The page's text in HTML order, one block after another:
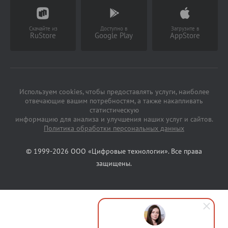
Скачайте из
RuStore
Доступно в
Google Play
Загрузите в
AppStore
Используем cookies, чтобы предоставлять услуги, наиболее
отвечающие вашим потребностям, а также накапливать
статистическую
информацию для анализа и улучшения наших услуг и сайтов.
Политика обработки персональных данных
© 1999-2026 ООО «Цифровые технологии». Все права
защищены.